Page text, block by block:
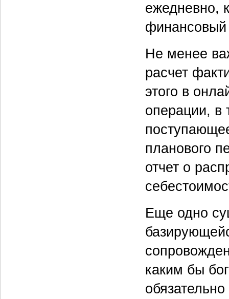
ежедневно,
финансовый
Не менее
расчет
этого в
операции, в
планового
отчет о
Еще одно
каким бы